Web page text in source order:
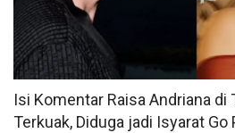
Isi Komentar Raisa Andriana
Terkuak, Diduga jadi Isyarat Go